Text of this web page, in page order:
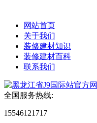
网站首页
关于我们
装修建材知识
装修建材百科
联系我们
全国服务热线:
15546121717